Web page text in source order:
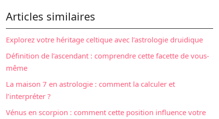
Articles similaires
Explorez votre héritage celtique avec l’astrologie druidique
Définition de l’ascendant : comprendre cette facette de vous-
même
La maison 7 en astrologie : comment la calculer et
l’interpréter ?
Vénus en scorpion : comment cette position influence votre